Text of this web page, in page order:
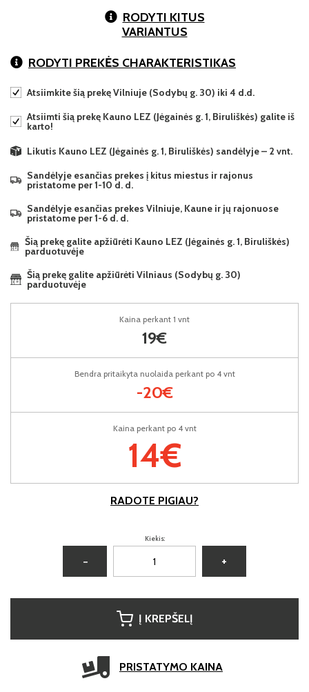
RODYTI KITUS
VARIANTUS
RODYTI PREKĖS CHARAKTERISTIKAS
Atsiimkite šią prekę Vilniuje (Sodybų g. 30) iki 4 d.d.
Atsiimti šią prekę Kauno LEZ (Jėgainės g. 1, Biruliškės) galite iš
karto!
Likutis Kauno LEZ (Jėgainės g. 1, Biruliškės) sandėlyje – 2 vnt.
Sandėlyje esančias prekes į kitus miestus ir rajonus
pristatome per 1-10 d. d.
Sandėlyje esančias prekes Vilniuje, Kaune ir jų rajonuose
pristatome per 1-6 d. d.
Šią prekę galite apžiūrėti Kauno LEZ (Jėgainės g. 1, Biruliškės)
parduotuvėje
Šią prekę galite apžiūrėti Vilniaus (Sodybų g. 30)
parduotuvėje
Kaina perkant po 4 vnt
14€
Kaina perkant 1 vnt
19€
Bendra pritaikyta nuolaida perkant po 4 vnt
-20€
RADOTE PIGIAU?
Kiekis:
− +
Į KREPŠELĮ
PRISTATYMO KAINA